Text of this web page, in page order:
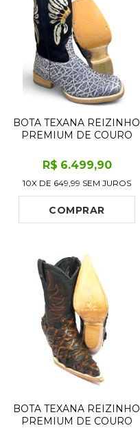
BOTA TEXANA REIZINHO
PREMIUM DE COURO
CINZA NATURAL LIMITED
EDITION - CANO ALTO,
BICO QUADRADO -
SOLADO DE COURO
ARTESANAL COM PR
R$ 6.499,90
10X DE 649,99 SEM JUROS
COMPRAR
BOTA TEXANA REIZINHO
PREMIUM DE COURO